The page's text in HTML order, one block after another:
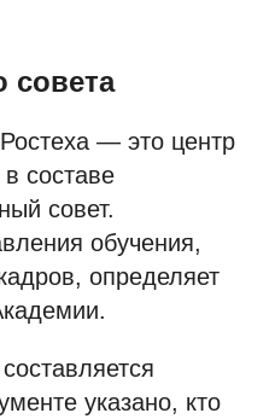
совета
— это центр
составе
совет.
обучения,
определяет
указано, кто